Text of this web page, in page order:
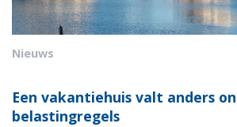
Nieuws
Een vakantiehuis valt anders
belastingregels